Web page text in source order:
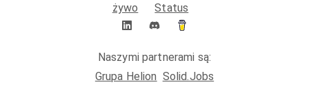
żywo
Status
Naszymi partnerami są:
Grupa Helion Solid.Jobs